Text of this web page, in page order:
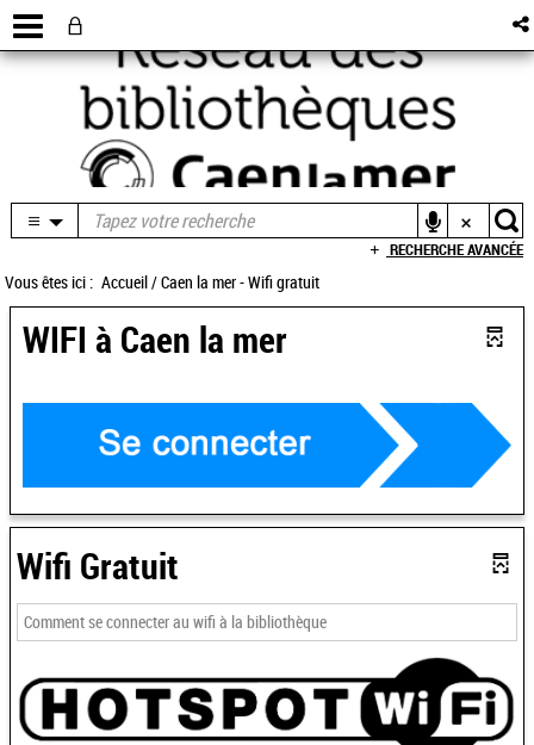
RECHERCHE AVANCÉE
Vous êtes ici : Accueil/Caen la mer - Wifi gratuit
WIFI à Caen la mer
Wifi Gratuit
Comment se connecter au wifi à la bibliothèque